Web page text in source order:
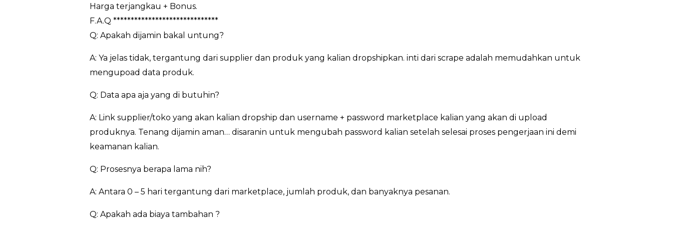
Harga terjangkau + Bonus.
F.A.Q ******************************
Q: Apakah dijamin bakal untung?
A: Ya jelas tidak, tergantung dari supplier dan produk yang kalian dropshipkan. inti dari scrape adalah memudahkan untuk
mengupoad data produk.
Q: Data apa aja yang di butuhin?
A: Link supplier/toko yang akan kalian dropship dan username + password marketplace kalian yang akan di upload
produknya. Tenang dijamin aman… disaranin untuk mengubah password kalian setelah selesai proses pengerjaan ini demi
keamanan kalian.
Q: Prosesnya berapa lama nih?
A: Antara 0 – 5 hari tergantung dari marketplace, jumlah produk, dan banyaknya pesanan.
Q: Apakah ada biaya tambahan ?